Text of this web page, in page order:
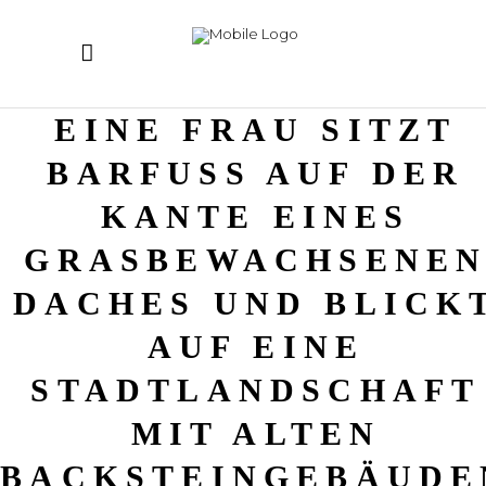
EINE FRAU SITZT
BARFUSS AUF DER K
ANTE EINES G
RASBEWACHSENEN
ACHES UND BLICKT
UF EINE S
TADTLANDSCHAFT M
IT ALTEN B
ACKSTEINGEBÄUDEN